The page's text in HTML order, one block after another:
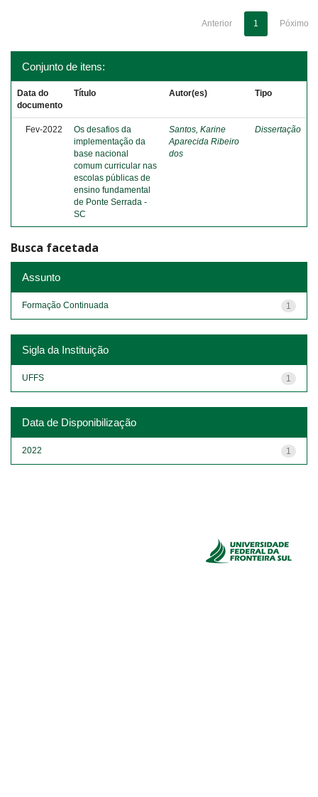
Anterior 1 Póximo
Conjunto de itens:
Data do
documento
Título Autor(es) Tipo
Fev-2022
Os desafios da
implementação da
base nacional
comum curricular nas
escolas públicas de
ensino fundamental
de Ponte Serrada -
SC
Santos, Karine
Aparecida Ribeiro
dos
Dissertação
Busca facetada
Assunto
1
Formação Continuada
Sigla da Instituição
1
UFFS
Data de Disponibilização
1
2022